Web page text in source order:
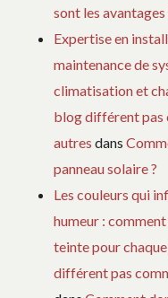
sont les avantages
Expertise en
maintenance de
climatisation et
blog différent pas
autres dans
panneau solaire ?
Les couleurs qui
humeur :
teinte pour
différent pas